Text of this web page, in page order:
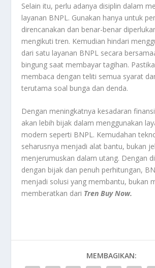
Selain itu, perlu adanya disiplin dalam
layanan BNPL. Gunakan hanya untuk
direncanakan dan benar-benar
mengikuti tren. Kemudian hindari
dari satu layanan BNPL secara
bingung saat membayar tagihan.
membaca dengan teliti semua syarat
terutama soal bunga dan denda.
Dengan meningkatnya kesadaran
akan lebih bijak dalam menggunakan
modern seperti BNPL. Kemudahan
seharusnya menjadi alat bantu, bukan
menjerumuskan dalam utang. Dengan
dengan bijak dan penuh perhitungan,
menjadi solusi yang membantu, bukan
memberatkan dari Tren Buy Now.
MEMBAGIKAN: